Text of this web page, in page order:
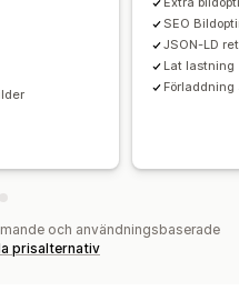
Spårning
SEO
JSON-LD
Lat lastning
och användningsbaserade
prisalternativ